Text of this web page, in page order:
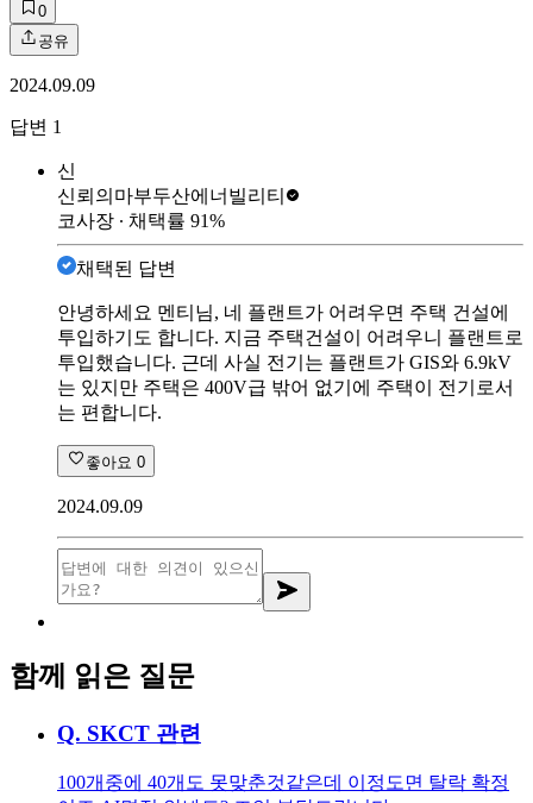
0
공유
2024.09.09
답변 1
신
신뢰의마부두산에너빌리티
코사장 ∙ 채택률 91%
채택된 답변
안녕하세요 멘티님, 네 플랜트가 어려우면 주택 건설에
투입하기도 합니다. 지금 주택건설이 어려우니 플랜트로
투입했습니다. 근데 사실 전기는 플랜트가 GIS와 6.9kV
는 있지만 주택은 400V급 밖어 없기에 주택이 전기로서
는 편합니다.
좋아요 0
2024.09.09
함께 읽은 질문
Q. SKCT 관련
100개중에 40개도 못맞춘것같은데 이정도면 탈락 확정